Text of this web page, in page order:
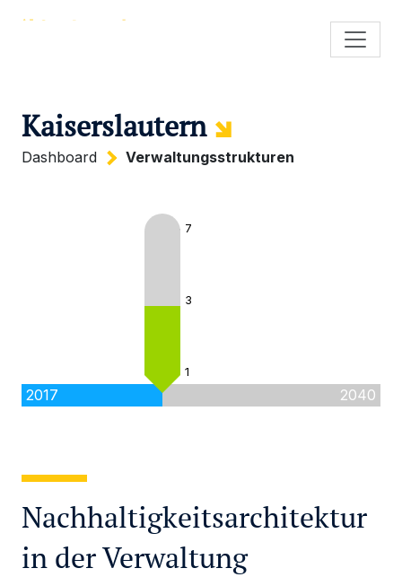
Kaiserslautern
Dashboard Verwaltungsstrukturen
2017 2040
7
3
1
Nachhaltigkeitsarchitektur
in der Verwaltung